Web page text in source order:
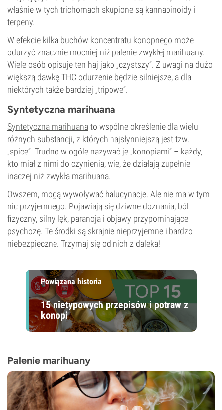
właśnie w tych trichomach skupione są kannabinoidy i
terpeny.
W efekcie kilka buchów koncentratu konopnego może
odurzyć znacznie mocniej niż palenie zwykłej marihuany.
Wiele osób opisuje ten haj jako „czystszy”. Z uwagi na dużo
większą dawkę THC odurzenie będzie silniejsze, a dla
niektórych także bardziej „tripowe”.
Syntetyczna marihuana
Syntetyczna marihuanato wspólne określenie dla wielu
różnych substancji, z których najsłynniejszą jest tzw.
„spice”. Trudno w ogóle nazywać je „konopiami” – każdy,
kto miał z nimi do czynienia, wie, że działają zupełnie
inaczej niż zwykła marihuana.
Owszem, mogą wywoływać halucynacje. Ale nie ma w tym
nic przyjemnego. Pojawiają się dziwne doznania, ból
fizyczny, silny lęk, paranoja i objawy przypominające
psychozę. Te środki są skrajnie nieprzyjemne i bardzo
niebezpieczne. Trzymaj się od nich z daleka!
Powiązana historia
15 nietypowych przepisów i potraw z
konopi
Palenie marihuany